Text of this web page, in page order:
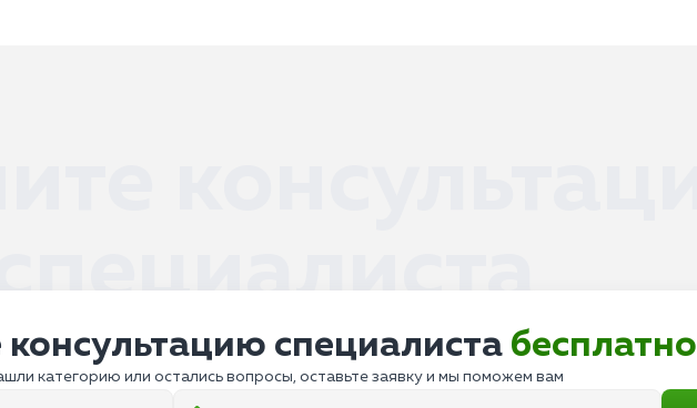
консультацию специалиста бесплатно
категорию или остались вопросы, оставьте заявку и мы поможем вам